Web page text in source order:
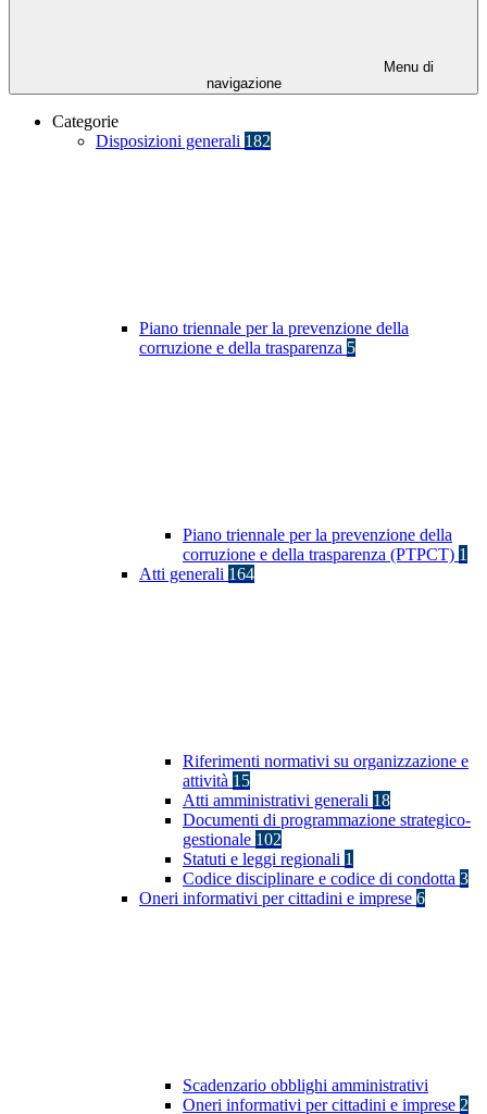
Menu di
navigazione
Categorie
Disposizioni generali 182
Piano triennale per la prevenzione della
corruzione e della trasparenza 5
Piano triennale per la prevenzione della
corruzione e della trasparenza (PTPCT) 1
Atti generali 164
Riferimenti normativi su organizzazione e
attività 15
Atti amministrativi generali 18
Documenti di programmazione strategico-
gestionale 102
Statuti e leggi regionali 1
Codice disciplinare e codice di condotta 3
Oneri informativi per cittadini e imprese 6
Scadenzario obblighi amministrativi
Oneri informativi per cittadini e imprese 2